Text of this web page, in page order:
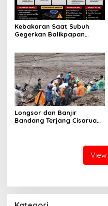
Kebakaran Saat Subuh
Gegerkan Balikpapan
Lakukan Penyelidikan
Longsor dan Banjir
Bandang Terjang Cisarua